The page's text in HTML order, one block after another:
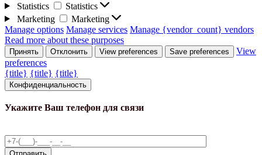
Statistics
Statistics
Marketing
Marketing
Manage options Manage services Manage {vendor_count} vendors
Read more about these purposes
Принять Отклонить View preferences Save preferences
View
preferences
{title} {title} {title}
Конфиденциальность
Укажите Ваш телефон для связи